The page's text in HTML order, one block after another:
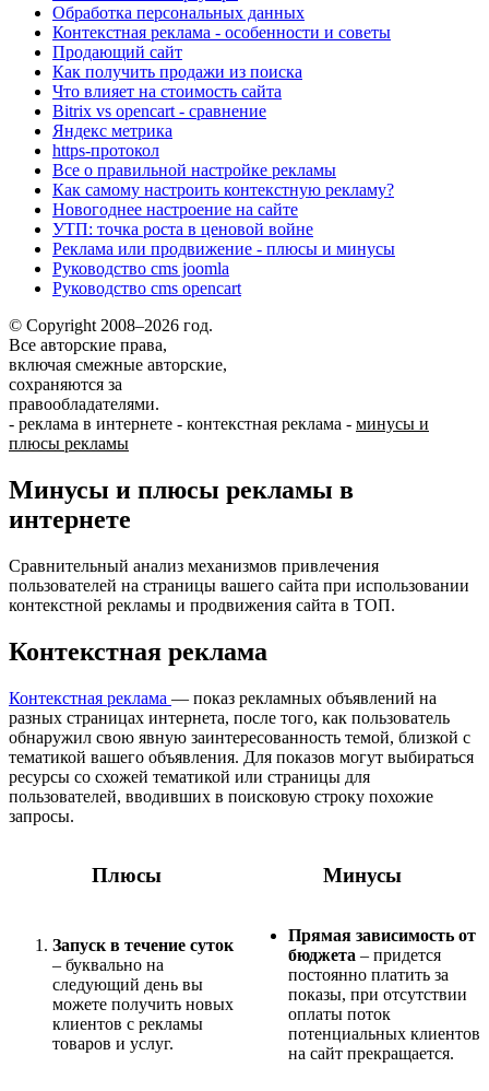
Обработка персональных данных
Контекстная реклама - особенности и советы
Продающий сайт
Как получить продажи из поиска
Что влияет на стоимость сайта
Bitrix vs opencart - сравнение
Яндекс метрика
https-протокол
Все о правильной настройке рекламы
Как самому настроить контекстную рекламу?
Новогоднее настроение на сайте
УТП: точка роста в ценовой войне
Реклама или продвижение - плюсы и минусы
Руководство cms joomla
Руководство cms opencart
© Copyright 2008–2026 год.
Все авторские права,
включая смежные авторские,
сохраняются за
правообладателями.
- реклама в интернете - контекстная реклама - минусы и
плюсы рекламы
Минусы и плюсы рекламы в
интернете
Сравнительный анализ механизмов привлечения
пользователей на страницы вашего сайта при использовании
контекстной рекламы и продвижения сайта в ТОП.
Контекстная реклама
Контекстная реклама — показ рекламных объявлений на
разных страницах интернета, после того, как пользователь
обнаружил свою явную заинтересованность темой, близкой с
тематикой вашего объявления. Для показов могут выбираться
ресурсы со схожей тематикой или страницы для
пользователей, вводивших в поисковую строку похожие
запросы.
Плюсы Минусы
Запуск в течение суток
– буквально на
следующий день вы
можете получить новых
клиентов с рекламы
товаров и услуг.
Прямая зависимость от
бюджета – придется
постоянно платить за
показы, при отсутствии
оплаты поток
потенциальных клиентов
на сайт прекращается.